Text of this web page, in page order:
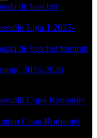
de baschet
Liga 1 2025-
de baschet feminin
2025-2026
Cupa Romaniei
Cupa Romaniei